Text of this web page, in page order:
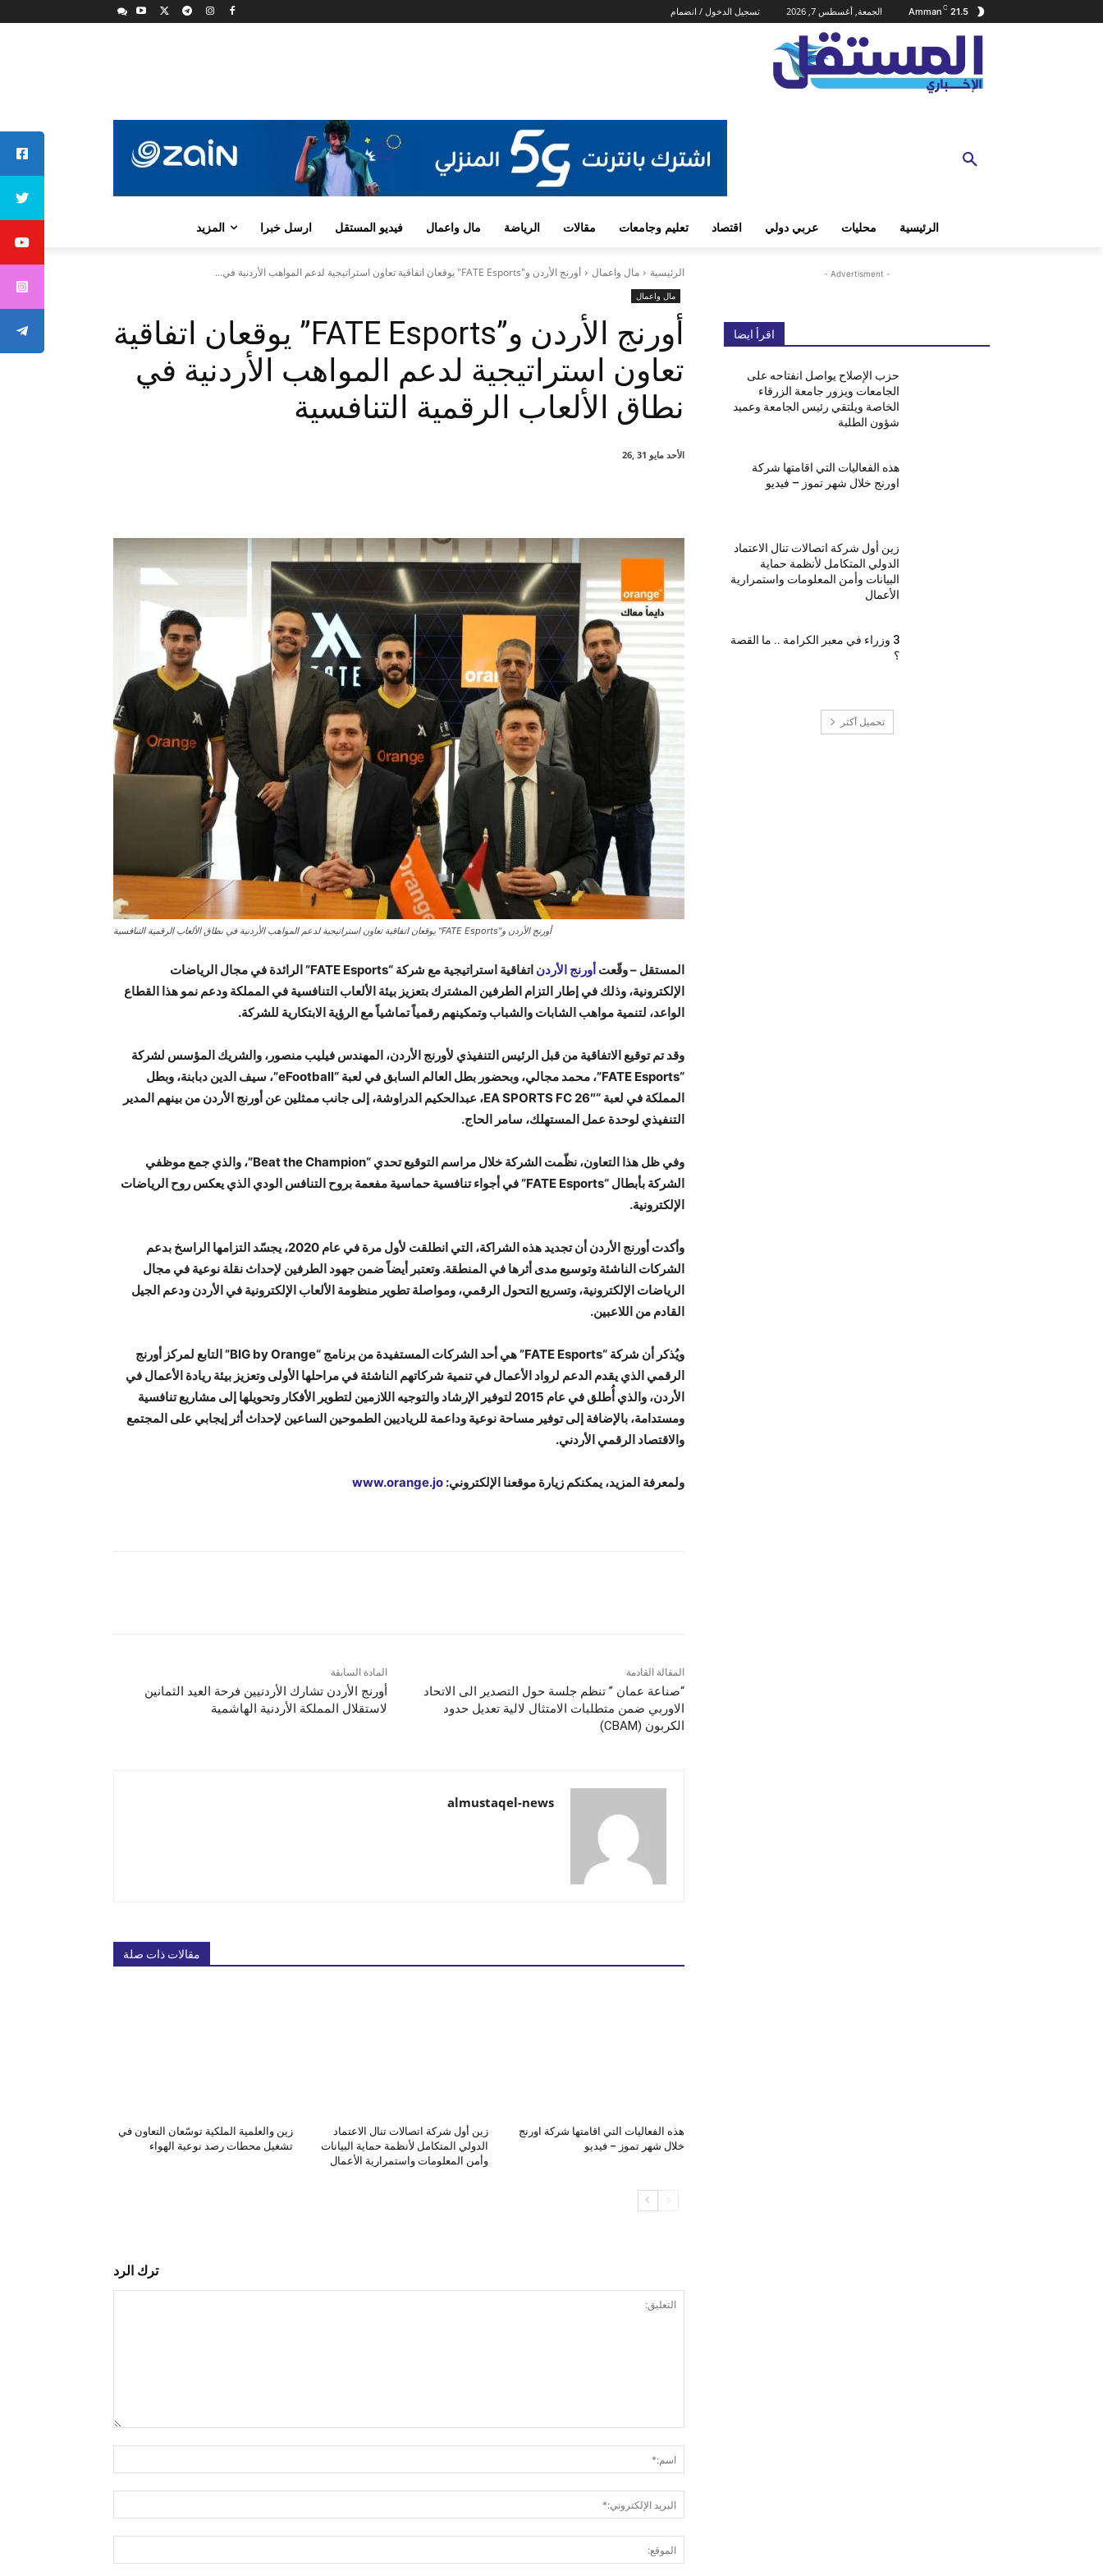
21.5
C
Amman الجمعة, أغسطس 7, 2026 تسجيل الدخول / انضمام
الرئيسية محليات عربي دولي اقتصاد تعليم وجامعات مقالات الرياضة مال واعمال فيديو المستقل ارسل خبرا المزيد
الرئيسية مال واعمال أورنج الأردن و"FATE Esports" يوقعان اتفاقية تعاون استراتيجية لدعم المواهب الأردنية في...
مال واعمال
أورنج الأردن و”FATE Esports” يوقعان اتفاقية
تعاون استراتيجية لدعم المواهب الأردنية في
نطاق الألعاب الرقمية التنافسية
الأحد مايو 31 ,26
أورنج الأردن و"FATE Esports" يوقعان اتفاقية تعاون استراتيجية لدعم المواهب الأردنية في نطاق الألعاب الرقمية التنافسية
المستقل – وقّعت أورنج الأردن
اتفاقية استراتيجية مع شركة “FATE Esports” الرائدة في مجال الرياضات
الإلكترونية، وذلك في إطار التزام الطرفين المشترك بتعزيز بيئة الألعاب التنافسية في المملكة ودعم نمو هذا القطاع
الواعد، لتنمية مواهب الشابات والشباب وتمكينهم رقمياً تماشياً مع الرؤية الابتكارية للشركة.
وقد تم توقيع الاتفاقية من قبل الرئيس التنفيذي لأورنج الأردن، المهندس فيليب منصور، والشريك المؤسس لشركة
“FATE Esports”، محمد مجالي، وبحضور بطل العالم السابق في لعبة “eFootball”، سيف الدين دبابنة، وبطل
المملكة في لعبة “EA SPORTS FC 26″، عبدالحكيم الدراوشة، إلى جانب ممثلين عن أورنج الأردن من بينهم المدير
التنفيذي لوحدة عمل المستهلك، سامر الحاج.
وفي ظل هذا التعاون، نظّمت الشركة خلال مراسم التوقيع تحدي “Beat the Champion”، والذي جمع موظفي
الشركة بأبطال “FATE Esports” في أجواء تنافسية حماسية مفعمة بروح التنافس الودي الذي يعكس روح الرياضات
الإلكترونية.
وأكدت أورنج الأردن أن تجديد هذه الشراكة، التي انطلقت لأول مرة في عام 2020، يجسّد التزامها الراسخ بدعم
الشركات الناشئة وتوسيع مدى أثرها في المنطقة. وتعتبر أيضاً ضمن جهود الطرفين لإحداث نقلة نوعية في مجال
الرياضات الإلكترونية، وتسريع التحول الرقمي، ومواصلة تطوير منظومة الألعاب الإلكترونية في الأردن ودعم الجيل
القادم من اللاعبين.
ويُذكر أن شركة “FATE Esports” هي أحد الشركات المستفيدة من برنامج “BIG by Orange” التابع لمركز أورنج
الرقمي الذي يقدم الدعم لرواد الأعمال في تنمية شركاتهم الناشئة في مراحلها الأولى وتعزيز بيئة ريادة الأعمال في
الأردن، والذي أُطلق في عام 2015 لتوفير الإرشاد والتوجيه اللازمين لتطوير الأفكار وتحويلها إلى مشاريع تنافسية
ومستدامة، بالإضافة إلى توفير مساحة نوعية وداعمة للرياديين الطموحين الساعين لإحداث أثر إيجابي على المجتمع
والاقتصاد الرقمي الأردني.
ولمعرفة المزيد، يمكنكم زيارة موقعنا الإلكتروني: www.orange.jo
المادة السابقة
أورنج الأردن تشارك الأردنيين فرحة العيد الثمانين
لاستقلال المملكة الأردنية الهاشمية
المقالة القادمة
“صناعة عمان ” تنظم جلسة حول التصدير الى الاتحاد
الاوربي ضمن متطلبات الامتثال لالية تعديل حدود
الكربون (CBAM)
almustaqel-news
مقالات ذات صلة
هذه الفعاليات التي اقامتها شركة اورنج
خلال شهر تموز – فيديو
زين أول شركة اتصالات تنال الاعتماد
الدولي المتكامل لأنظمة حماية البيانات
وأمن المعلومات واستمرارية الأعمال
زين والعلمية الملكية توسّعان التعاون في
تشغيل محطات رصد نوعية الهواء
ترك الرد
الإلكتروني:*
- Advertisment -
اقرأ ايضا
حزب الإصلاح يواصل انفتاحه على
الجامعات ويزور جامعة الزرقاء
الخاصة ويلتقي رئيس الجامعة وعميد
شؤون الطلبة
هذه الفعاليات التي اقامتها شركة
اورنج خلال شهر تموز – فيديو
زين أول شركة اتصالات تنال الاعتماد
الدولي المتكامل لأنظمة حماية
البيانات وأمن المعلومات واستمرارية
الأعمال
3 وزراء في معبر الكرامة .. ما القصة
؟
تحميل أكثر